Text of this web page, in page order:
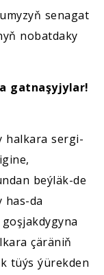
senagat
nobatdaky
gatnaşyjylar!
halkara sergi-
beýläk-de
has-da
çäräniň
tüýs ýürekden